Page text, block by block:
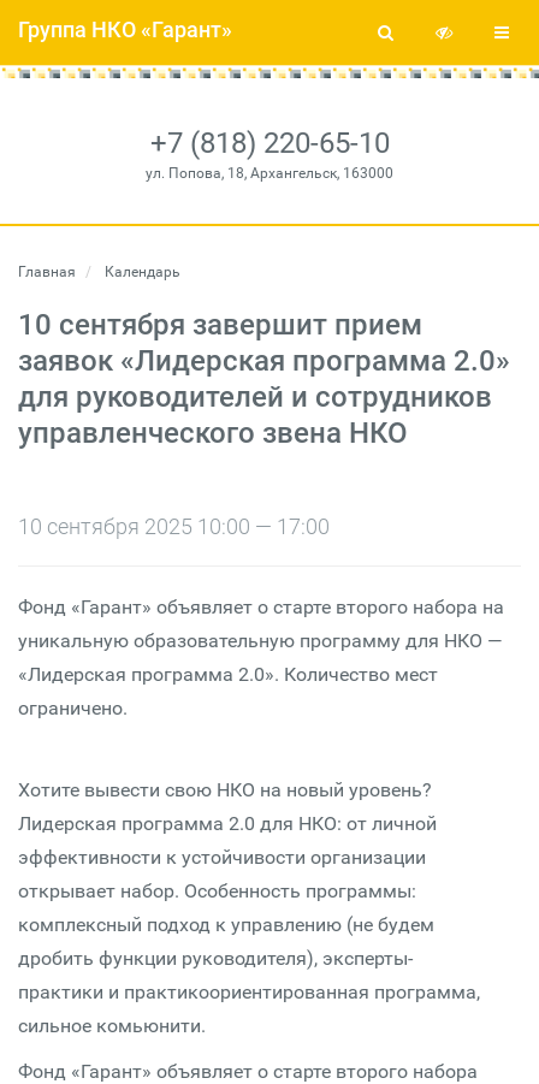
+7 (818) 220-65-10
ул. Попова, 18, Архангельск, 163000
Группа НКО «Гарант»
Главная Календарь
10 сентября завершит прием
заявок «Лидерская программа 2.0»
для руководителей и сотрудников
управленческого звена НКО
10 сентября 2025 10:00 — 17:00
Фонд «Гарант» объявляет о старте второго набора на
уникальную образовательную программу для НКО —
«Лидерская программа 2.0». Количество мест
ограничено.
Хотите вывести свою НКО на новый уровень?
Лидерская программа 2.0 для НКО: от личной
эффективности к устойчивости организации
открывает набор. Особенность программы:
комплексный подход к управлению (не будем
дробить функции руководителя), эксперты-
практики и практикоориентированная программа,
сильное комьюнити.
Фонд «Гарант» объявляет о старте второго набора